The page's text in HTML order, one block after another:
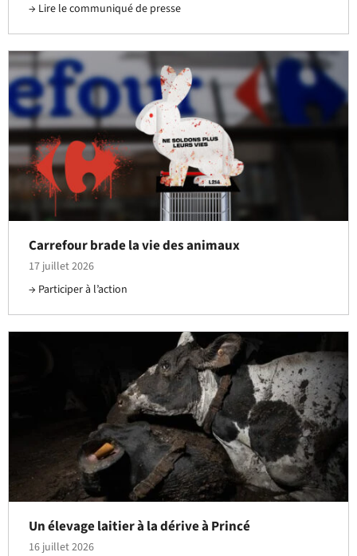
Lire le communiqué de presse
Carrefour brade la vie des animaux
17 juillet 2026
Participer à l’action
Un élevage laitier à la dérive à Princé
16 juillet 2026